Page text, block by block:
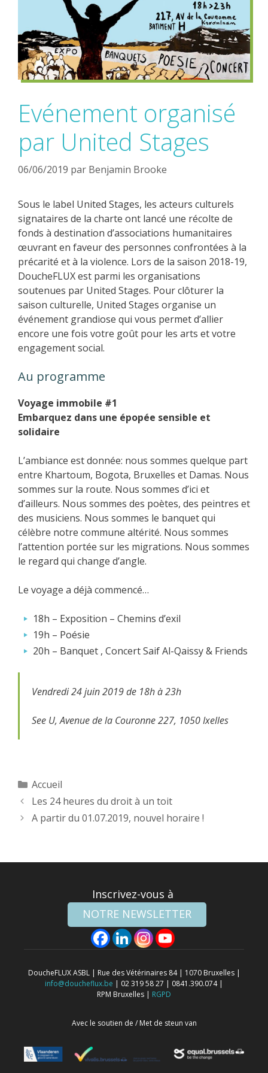
Evénement organisé
par United Stages
06/06/2019 par Benjamin Brooke
Sous le label United Stages, les acteurs culturels
signataires de la charte ont lancé une récolte de
fonds à destination d’associations humanitaires
œuvrant en faveur des personnes confrontées à la
précarité et à la violence. Lors de la saison 2018-19,
DoucheFLUX est parmi les organisations
soutenues par United Stages. Pour clôturer la
saison culturelle, United Stages organise un
événement grandiose qui vous permet d’allier
encore une fois votre goût pour les arts et votre
engagement social.
Au programme
Voyage immobile #1
Embarquez dans une épopée sensible et
solidaire
L’ambiance est donnée: nous sommes quelque part
entre Khartoum, Bogota, Bruxelles et Damas. Nous
sommes sur la route. Nous sommes d’ici et
d’ailleurs. Nous sommes des poètes, des peintres et
des musiciens. Nous sommes le banquet qui
célèbre notre commune altérité. Nous sommes
l’attention portée sur les migrations. Nous sommes
le regard qui change d’angle.
Le voyage a déjà commencé…
18h – Exposition – Chemins d’exil
19h – Poésie
20h – Banquet , Concert Saif Al-Qaissy & Friends
Vendredi 24 juin 2019 de 18h à 23h
See U, Avenue de la Couronne 227, 1050 Ixelles
Catégories
Accueil
Les 24 heures du droit à un toit
A partir du 01.07.2019, nouvel horaire !
Inscrivez-vous à
NOTRE NEWSLETTER
DoucheFLUX ASBL | Rue des Vétérinaires 84 | 1070 Bruxelles |
info@doucheflux.be | 02 319 58 27 | 0841.390.074 |
RPM Bruxelles | RGPD
Avec le soutien de / Met de steun van